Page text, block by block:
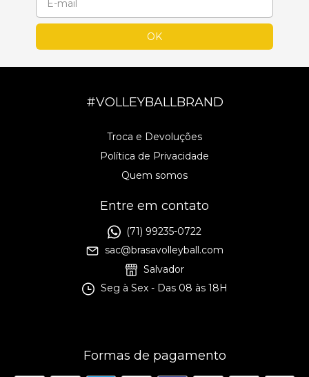
#VOLLEYBALLBRAND
Troca e Devoluções
Política de Privacidade
Quem somos
Entre em contato
(71) 99235-0722
sac@brasavolleyball.com
Salvador
Seg à Sex - Das 08 às 18H
Formas de pagamento